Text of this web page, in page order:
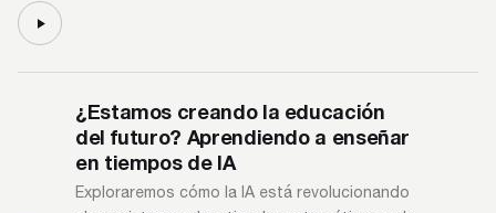
¿Estamos creando la educación
del futuro? Aprendiendo a enseñar
en tiempos de IA
Exploraremos cómo la IA está revolucionando